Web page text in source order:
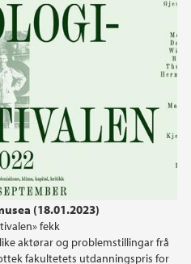
(18.01.2023)
fekk
aktørar og problemstillingar frå
fakultetets utdanningspris for